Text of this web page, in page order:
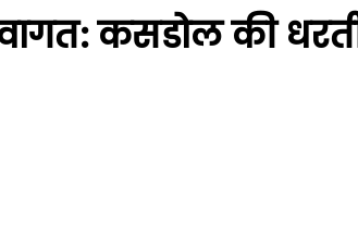
कसडोल की